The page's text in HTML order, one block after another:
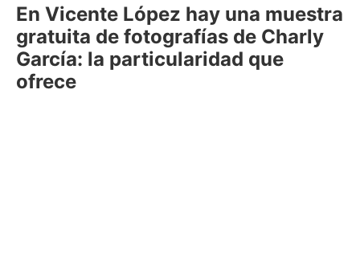
En Vicente López hay una muestra
gratuita de fotografías de Charly
García: la particularidad que
ofrece